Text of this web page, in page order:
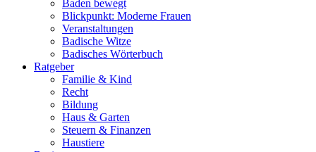
Baden bewegt
Blickpunkt: Moderne Frauen
Veranstaltungen
Badische Witze
Badisches Wörterbuch
Ratgeber
Familie & Kind
Recht
Bildung
Haus & Garten
Steuern & Finanzen
Haustiere